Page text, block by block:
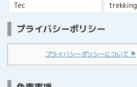
Tec
trekking
プライバシーポリシー
プライバシーポリシーについて